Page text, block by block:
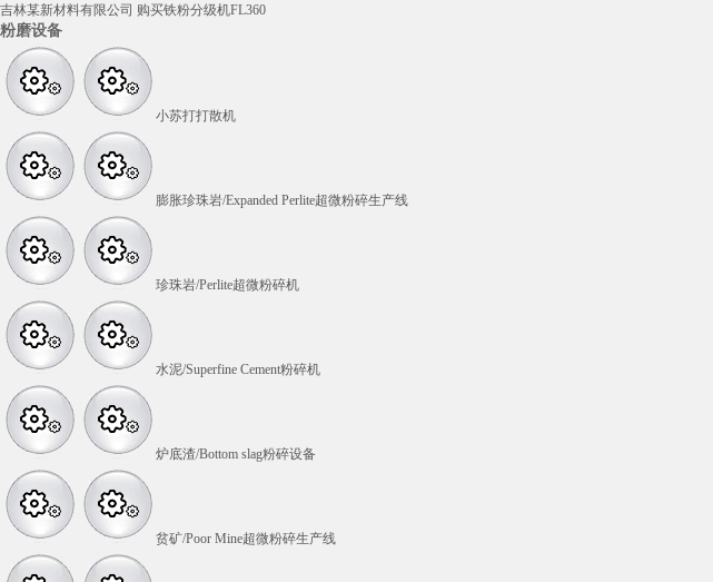
吉林某新材料有限公司 购买铁粉分级机FL360
粉磨设备
小苏打打散机
膨胀珍珠岩/Expanded Perlite超微粉碎生产线
珍珠岩/Perlite超微粉碎机
水泥/Superfine Cement粉碎机
炉底渣/Bottom slag粉碎设备
贫矿/Poor Mine超微粉碎生产线